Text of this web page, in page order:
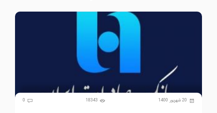
20 شهریور 1400 18343
0